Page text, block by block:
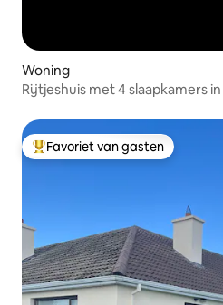
Woning
Rijtjeshuis met 4 slaapkamers
Topfavoriet van gasten
Favoriet van gasten